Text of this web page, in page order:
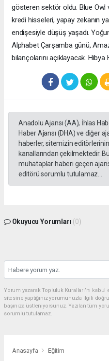
gösteren sektör oldu. Blue Owl
kredi hisseleri, yapay zekanın
endişesiyle düşüş yaşadı.
Alphabet Çarşamba günü,
bilançolarını açıklayacak. Hibya
Anadolu Ajansı (AA), İhlas
Haber Ajansı (DHA) ve diğer
haberler, sitemizin
kanallarından çekilmektedir.
muhataplar haberi geçen
editörü sorumlu tutulamaz...
Okuyucu Yorumları (0)
Yorum yazarak Topluluk Kuralları’nı
sitesine yaptığınız yorumunuzla ilgili
başınıza üstleniyorsunuz. Yazılan tüm
sorumlu tutulamaz.
Anasayfa Eğitim